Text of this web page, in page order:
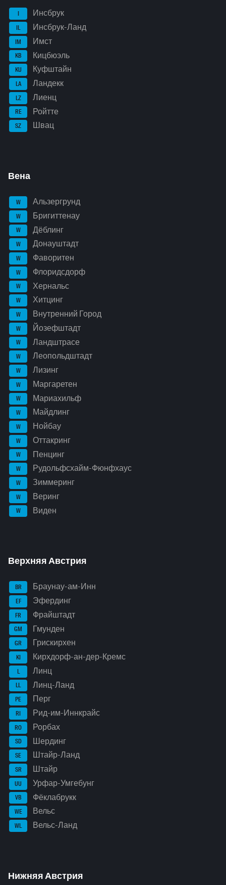
I Инсбрук
IL Инсбрук-Ланд
IM Имст
KB Кицбюэль
KU Куфштайн
LA Ландекк
LZ Лиенц
RE Ройтте
SZ Швац
Вена
W Альзергрунд
W Бригиттенау
W Дёблинг
W Донауштадт
W Фаворитен
W Флоридсдорф
W Хернальс
W Хитцинг
W Внутренний Город
W Йозефштадт
W Ландштрасе
W Леопольдштадт
W Лизинг
W Маргаретен
W Мариахильф
W Майдлинг
W Нойбау
W Оттакринг
W Пенцинг
W Рудольфсхайм-Фюнфхаус
W Зиммеринг
W Веринг
W Виден
Верхняя Австрия
BR Браунау-ам-Инн
EF Эфердинг
FR Фрайштадт
GM Гмунден
GR Грискирхен
KI Кирхдорф-ан-дер-Кремс
L Линц
LL Линц-Ланд
PE Перг
RI Рид-им-Иннкрайс
RO Рорбах
SD Шердинг
SE Штайр-Ланд
SR Штайр
UU Урфар-Умгебунг
VB Фёклабрукк
WE Вельс
WL Вельс-Ланд
Нижняя Австрия